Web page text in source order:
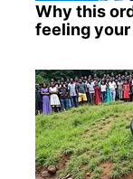
Why this
feeling